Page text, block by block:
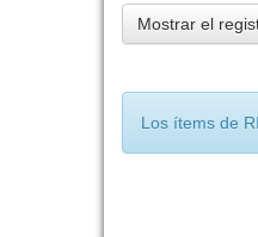
Mostrar el
Los ítems de